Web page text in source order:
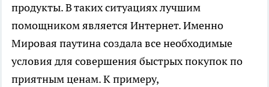
продукты. В таких ситуациях лучшим
помощником является Интернет. Именно
Мировая паутина создала все необходимые
условия для совершения быстрых покупок по
приятным ценам. К примеру,